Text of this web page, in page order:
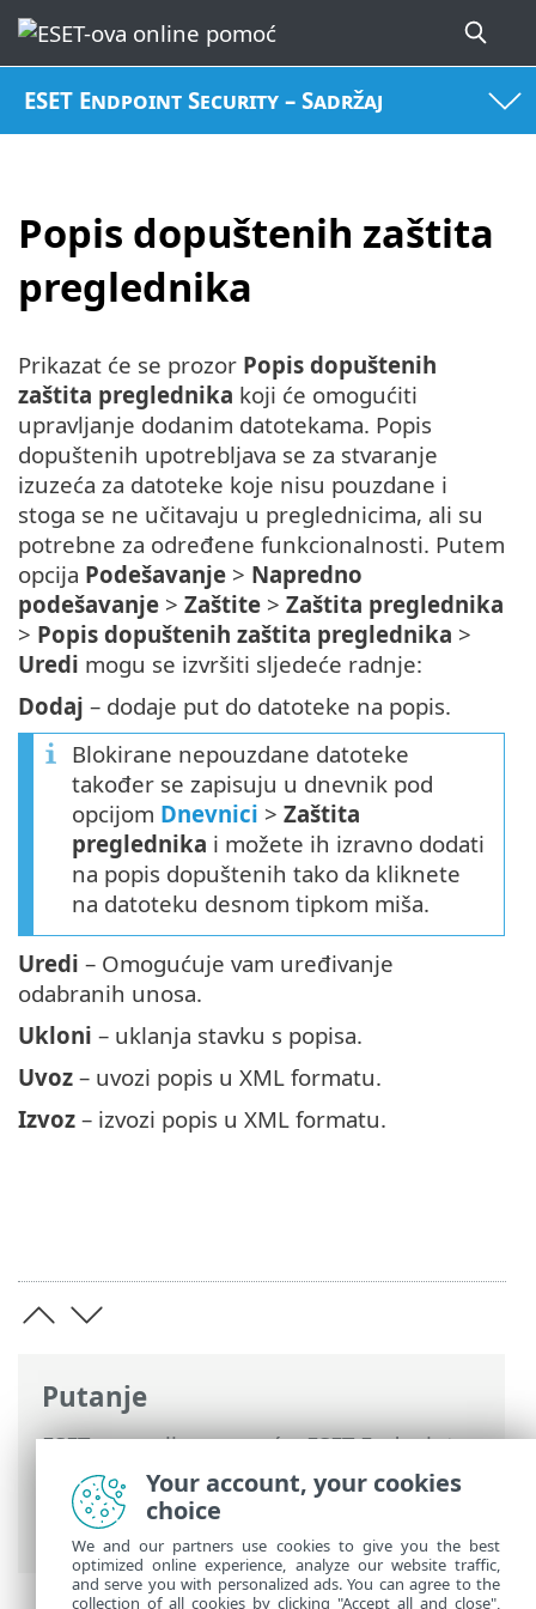
ESET Endpoint Security – Sadržaj
Popis dopuštenih zaštita
preglednika
Putanje
ESET-ova online pomoć>ESET Endpoint
Security
>Napredno podešavanje>
Zaštite> Zaštićeni preglednik
dopuštenih zaštita preglednika
Prikazat će se prozor Popis dopuštenih
zaštita preglednika koji će omogućiti
upravljanje dodanim datotekama. Popis
dopuštenih upotrebljava se za stvaranje
izuzeća za datoteke koje nisu pouzdane i
stoga se ne učitavaju u preglednicima, ali su
potrebne za određene funkcionalnosti. Putem
opcija Podešavanje > Napredno
podešavanje > Zaštite > Zaštita preglednika
> Popis dopuštenih zaštita preglednika >
Uredi mogu se izvršiti sljedeće radnje:
Dodaj – dodaje put do datoteke na popis.
Blokirane nepouzdane datoteke
također se zapisuju u dnevnik pod
opcijom Dnevnici > Zaštita
preglednika i možete ih izravno dodati
na popis dopuštenih tako da kliknete
na datoteku desnom tipkom miša.
Uredi – Omogućuje vam uređivanje
odabranih unosa.
Ukloni – uklanja stavku s popisa.
Uvoz – uvozi popis u XML formatu.
Izvoz – izvozi popis u XML formatu.
Your account, your cookies
choice
We and our partners use cookies to give you the best
optimized online experience, analyze our website traffic,
and serve you with personalized ads. You can agree to the
collection of all cookies by clicking "Accept all and close",